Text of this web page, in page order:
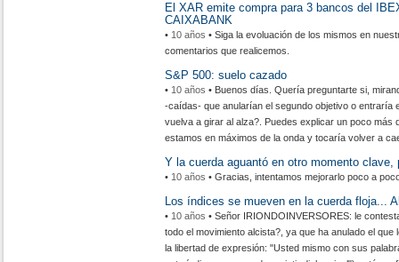
El XAR emite compra para 3 bancos del
CAIXABANK
• 10 años • Siga la evoluación de los mismos en
comentarios que realicemos.
S&P 500: suelo cazado
• 10 años • Buenos días. Quería preguntarte si,
-caídas- que anularían el segundo objetivo o entraría
vuelva a girar al alza?. Puedes explicar un poco más
estamos en máximos de la onda y tocaría volver a
Y la cuerda aguantó en otro momento clave,
• 10 años • Gracias, intentamos mejorarlo poco a
Los índices se mueven en la cuerda floja...
• 10 años • Señor IRIONDOINVERSORES: le
todo el movimiento alcista?, ya que ha anulado el
la libertad de expresión: "Usted mismo con sus